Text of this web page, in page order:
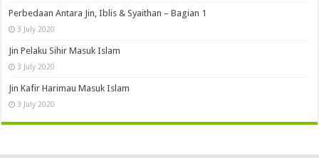
Perbedaan Antara Jin, Iblis & Syaithan – Bagian 1
3 July 2020
Jin Pelaku Sihir Masuk Islam
3 July 2020
Jin Kafir Harimau Masuk Islam
3 July 2020